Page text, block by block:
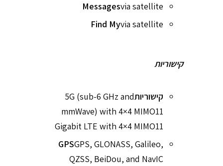
Messagesvia satellite
Find Myvia satellite
קישוריות
קישוריות5G (sub-6 GHz and
mmWave) with 4×4 MIMO11
Gigabit LTE with 4×4 MIMO11
GPSGPS, GLONASS, Galileo,
QZSS, BeiDou, and NavIC